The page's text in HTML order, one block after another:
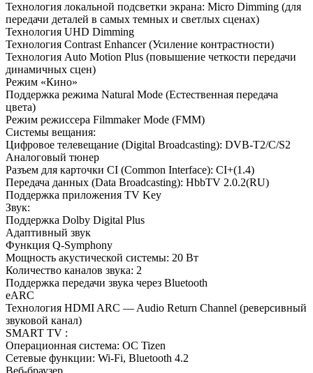
Технология локальной подсветки экрана: Micro Dimming (для
передачи деталей в самых темных и светлых сценах)
Технология UHD Dimming
Технология Contrast Enhancer (Усиление контрастности)
Технология Auto Motion Plus (повышение четкости передачи
динамичных сцен)
Режим «Кино»
Поддержка режима Natural Mode (Естественная передача
цвета)
Режим режиссера Filmmaker Mode (FMM)
Системы вещания:
Цифровое телевещание (Digital Broadcasting): DVB-T2/C/S2
Аналоговый тюнер
Разъем для карточки CI (Common Interface): CI+(1.4)
Передача данных (Data Broadcasting): HbbTV 2.0.2(RU)
Поддержка приложения TV Key
Звук:
Поддержка Dolby Digital Plus
Адаптивный звук
Функция Q-Symphony
Мощность акустической системы: 20 Вт
Количество каналов звука: 2
Поддержка передачи звука через Bluetooth
eARC
Технология HDMI ARC — Audio Return Channel (реверсивный
звуковой канал)
SMART TV :
Операционная система: ОС Tizen
Сетевые функции: Wi-Fi, Bluetooth 4.2
Веб-браузер